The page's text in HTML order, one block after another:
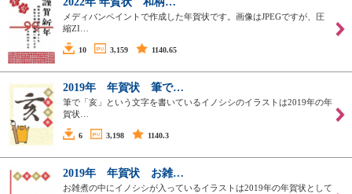
メディバンペイントで作成した年賀状です。画像はJPEGですが、圧
縮ZI…
10 3,159 1140.65
2019年 年賀状 筆で…
筆で「亥」という文字を書いているイノシシのイラストは2019年の年
賀状…
6 3,198 1140.3
2019年 年賀状 お雑…
お雑煮の中にイノシシが入っているイラストは2019年の年賀状として